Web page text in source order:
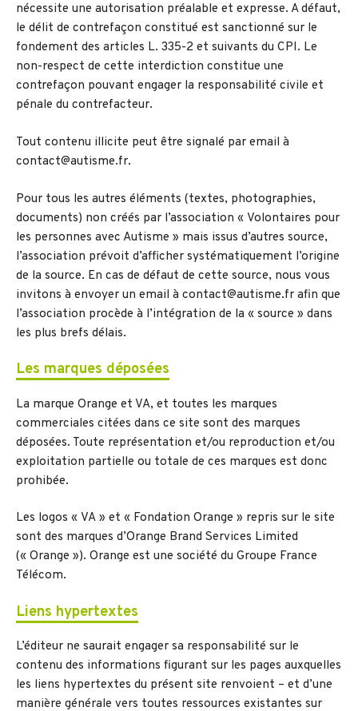
nécessite une autorisation préalable et expresse. A défaut,
le délit de contrefaçon constitué est sanctionné sur le
fondement des articles L. 335-2 et suivants du CPI. Le
non-respect de cette interdiction constitue une
contrefaçon pouvant engager la responsabilité civile et
pénale du contrefacteur.
Tout contenu illicite peut être signalé par email à
contact@autisme.fr.
Pour tous les autres éléments (textes, photographies,
documents) non créés par l’association « Volontaires pour
les personnes avec Autisme » mais issus d’autres source,
l’association prévoit d’afficher systématiquement l’origine
de la source. En cas de défaut de cette source, nous vous
invitons à envoyer un email à contact@autisme.fr afin que
l’association procède à l’intégration de la « source » dans
les plus brefs délais.
Les marques déposées
La marque Orange et VA, et toutes les marques
commerciales citées dans ce site sont des marques
déposées. Toute représentation et/ou reproduction et/ou
exploitation partielle ou totale de ces marques est donc
prohibée.
Les logos « VA » et « Fondation Orange » repris sur le site
sont des marques d’Orange Brand Services Limited
(« Orange »). Orange est une société du Groupe France
Télécom.
Liens hypertextes
L’éditeur ne saurait engager sa responsabilité sur le
contenu des informations figurant sur les pages auxquelles
les liens hypertextes du présent site renvoient – et d’une
manière générale vers toutes ressources existantes sur